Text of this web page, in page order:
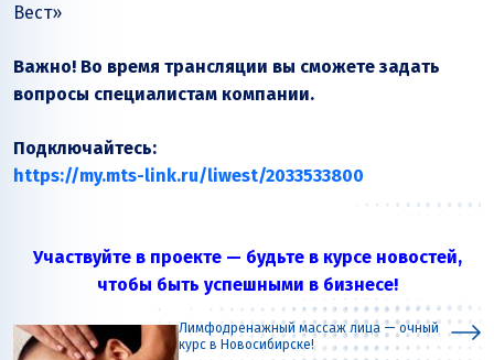
Вест»
Важно! Во время трансляции вы сможете задать
вопросы специалистам компании.
Подключайтесь:
https://my.mts-link.ru/liwest/2033533800
Участвуйте в проекте — будьте в курсе новостей,
чтобы быть успешными в бизнесе!
Лимфодренажный массаж лица — очный
курс в Новосибирске!